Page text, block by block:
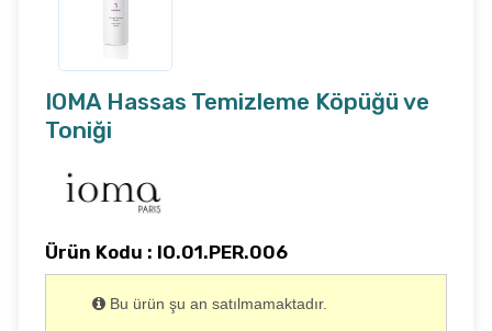
IOMA Hassas Temizleme Köpüğü ve
Toniği
Ürün Kodu : IO.01.PER.006
Bu ürün şu an satılmamaktadır.